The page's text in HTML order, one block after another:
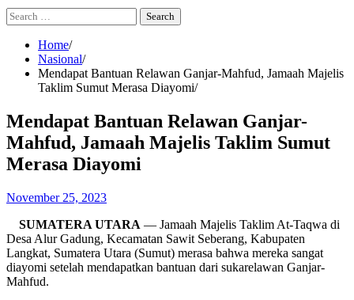
Search
for:
Home
Nasional
Mendapat Bantuan Relawan Ganjar-Mahfud, Jamaah Majelis
Taklim Sumut Merasa Diayomi
Mendapat Bantuan Relawan Ganjar-
Mahfud, Jamaah Majelis Taklim Sumut
Merasa Diayomi
November 25, 2023
SUMATERA UTARA — Jamaah Majelis Taklim At-Taqwa di
Desa Alur Gadung, Kecamatan Sawit Seberang, Kabupaten
Langkat, Sumatera Utara (Sumut) merasa bahwa mereka sangat
diayomi setelah mendapatkan bantuan dari sukarelawan Ganjar-
Mahfud.